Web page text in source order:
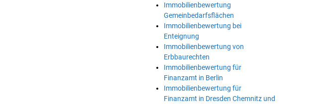
Immobilienbewertung
Gemeinbedarfsflächen
Immobilienbewertung bei
Enteignung
Immobilienbewertung von
Erbbaurechten
Immobilienbewertung für
Finanzamt in Berlin
Immobilienbewertung für
Finanzamt in Dresden Chemnitz und